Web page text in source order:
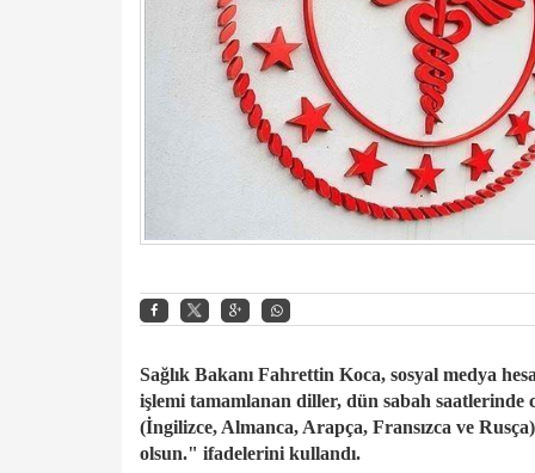
Sağlık Bakanı Fahrettin Koca, sosyal medya
işlemi tamamlanan diller, dün sabah saatlerinde
(İngilizce, Almanca, Arapça, Fransızca ve
olsun." ifadelerini kullandı.